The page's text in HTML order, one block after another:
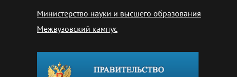
Министерство науки и высшего образования
Межвузовский кампус